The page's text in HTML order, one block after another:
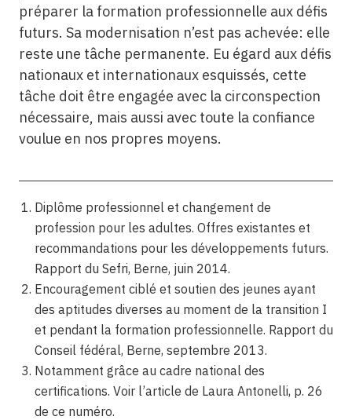
préparer la formation professionnelle aux défis
futurs. Sa modernisation n’est pas achevée: elle
reste une tâche permanente. Eu égard aux défis
nationaux et internationaux esquissés, cette
tâche doit être engagée avec la circonspection
nécessaire, mais aussi avec toute la confiance
voulue en nos propres moyens.
Diplôme professionnel et changement de
profession pour les adultes. Offres existantes et
recommandations pour les développements futurs.
Rapport du Sefri, Berne, juin 2014.
Encouragement ciblé et soutien des jeunes ayant
des aptitudes diverses au moment de la transition I
et pendant la formation professionnelle. Rapport du
Conseil fédéral, Berne, septembre 2013.
Notamment grâce au cadre national des
certifications. Voir l’article de Laura Antonelli, p. 26
de ce numéro.